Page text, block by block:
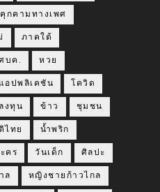
คุกคามทางเพศ
ภาคใต้
บค. หวย
แอปพลิเคชัน โควิด
งทุน ข้าว ชุมชน
ไทย น้ำพริก
คร วันเด็ก ศิลปะ
ล หญิงชายก้าวไกล